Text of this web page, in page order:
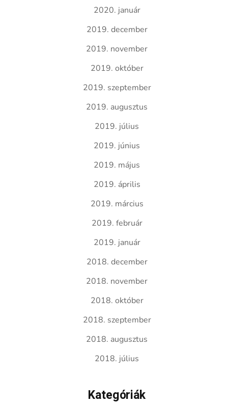
2020. január
2019. december
2019. november
2019. október
2019. szeptember
2019. augusztus
2019. július
2019. június
2019. május
2019. április
2019. március
2019. február
2019. január
2018. december
2018. november
2018. október
2018. szeptember
2018. augusztus
2018. július
Kategóriák